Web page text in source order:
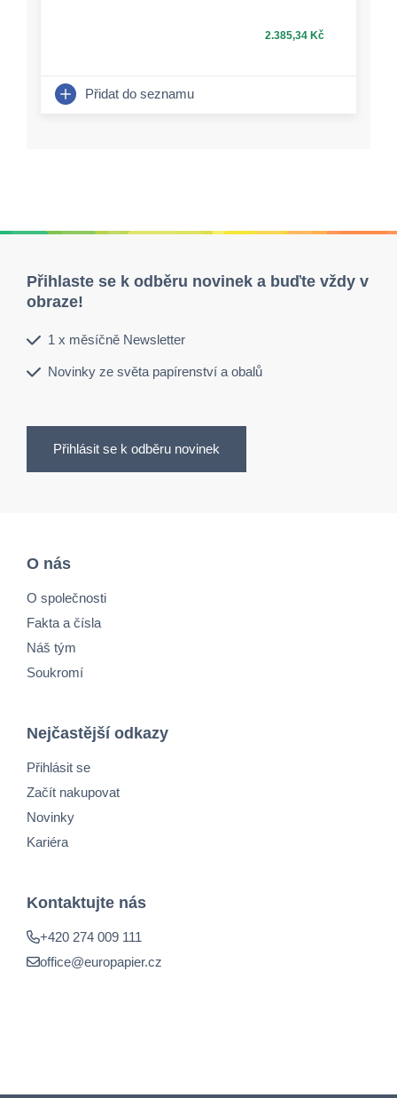
2.385,34 Kč
Přidat do seznamu
Přihlaste se k odběru novinek a buďte vždy v
obraze!
1 x měsíčně Newsletter
Novinky ze světa papírenství a obalů
Přihlásit se k odběru novinek
O nás
O společnosti
Fakta a čísla
Náš tým
Soukromí
Nejčastější odkazy
Přihlásit se
Začít nakupovat
Novinky
Kariéra
Kontaktujte nás
+420 274 009 111
office@europapier.cz